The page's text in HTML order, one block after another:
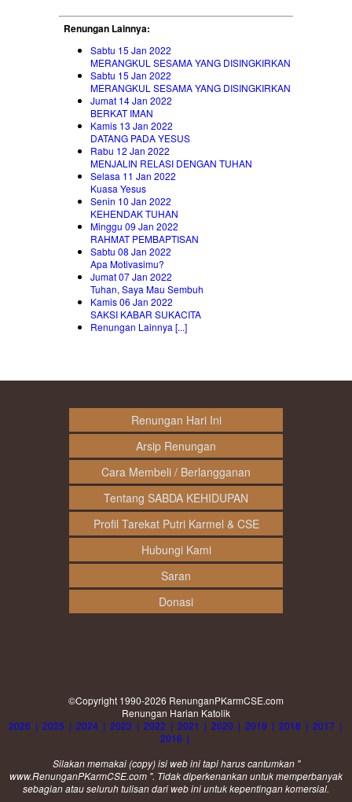
Renungan Lainnya:
Sabtu 15 Jan 2022
MERANGKUL SESAMA YANG DISINGKIRKAN
Sabtu 15 Jan 2022
MERANGKUL SESAMA YANG DISINGKIRKAN
Jumat 14 Jan 2022
BERKAT IMAN
Kamis 13 Jan 2022
DATANG PADA YESUS
Rabu 12 Jan 2022
MENJALIN RELASI DENGAN TUHAN
Selasa 11 Jan 2022
Kuasa Yesus
Senin 10 Jan 2022
KEHENDAK TUHAN
Minggu 09 Jan 2022
RAHMAT PEMBAPTISAN
Sabtu 08 Jan 2022
Apa Motivasimu?
Jumat 07 Jan 2022
Tuhan, Saya Mau Sembuh
Kamis 06 Jan 2022
SAKSI KABAR SUKACITA
Renungan Lainnya [...]
Renungan Hari Ini
Arsip Renungan
Cara Membeli / Berlangganan
Tentang SABDA KEHIDUPAN
Profil Tarekat Putri Karmel & CSE
Hubungi Kami
Saran
Donasi
©Copyright 1990-2026 RenunganPKarmCSE.com
Renungan Harian Katolik
2026 | 2025 | 2024 | 2023 | 2022 | 2021 | 2020 | 2019 | 2018 | 2017 |
2016 |
Silakan memakai (copy) isi web ini tapi harus cantumkan "
www.RenunganPKarmCSE.com ". Tidak diperkenankan untuk memperbanyak
sebagian atau seluruh tulisan dari web ini untuk kepentingan komersial.